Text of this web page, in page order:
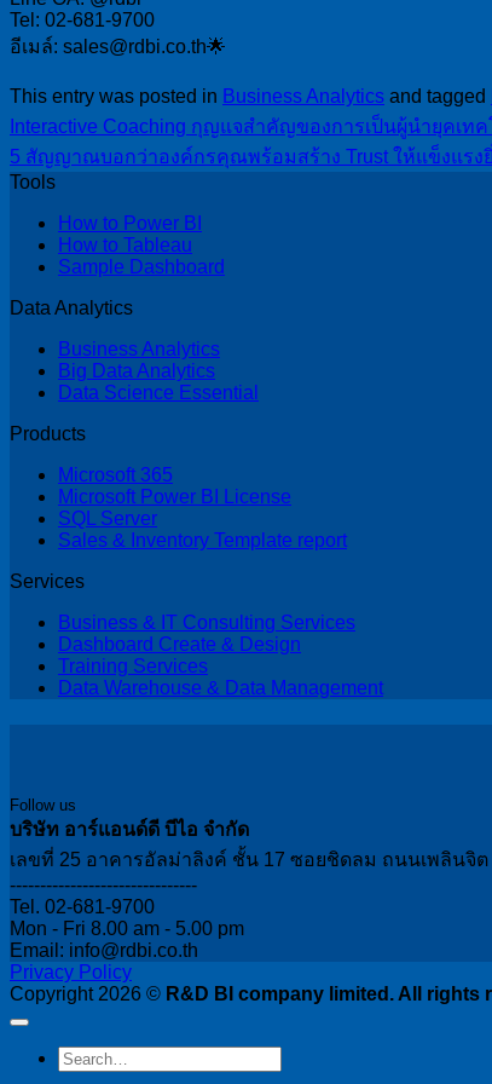
Tel: 02-681-9700
อีเมล์: sales@rdbi.co.th🌟
This entry was posted in Business Analytics and tagged
Interactive Coaching กุญแจสำคัญของการเป็นผู้นำยุคเท
5 สัญญาณบอกว่าองค์กรคุณพร้อมสร้าง Trust ให้แข็งแรง
Tools
How to Power BI
How to Tableau
Sample Dashboard
Data Analytics
Business Analytics
Big Data Analytics
Data Science Essential
Products
Microsoft 365
Microsoft Power BI License
SQL Server
Sales & Inventory Template report
Services
Business & IT Consulting Services
Dashboard Create & Design
Training Services
Data Warehouse & Data Management
Follow us
บริษัท อาร์แอนด์ดี บีไอ จำกัด
เลขที่ 25 อาคารอัลม่าลิงค์ ชั้น 17 ซอยชิดลม ถนนเพลินจิ
-------------------------------
Tel. 02-681-9700
Mon - Fri 8.00 am - 5.00 pm
Email: info@rdbi.co.th
Privacy Policy
Copyright 2026 © R&D BI company limited. All rights